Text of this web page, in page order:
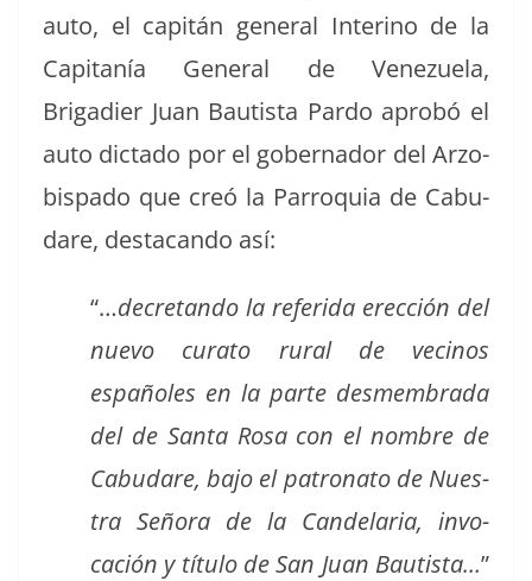
auto, el capitán gen­er­al Interi­no de la
Cap­i­tanía Gen­er­al de Venezuela,
Brigadier Juan Bautista Par­do aprobó el
auto dic­ta­do por el gob­er­nador del Arzo­
bis­pa­do que creó la Par­ro­quia de Cabu­
dare, desta­can­do así:
“…dec­re­tan­do la referi­da erec­ción del
nue­vo cura­to rur­al de veci­nos
españoles en la parte desmem­bra­da
del de San­ta Rosa con el nom­bre de
Cabu­dare, bajo el patrona­to de Nues­
tra Seño­ra de la Can­de­lar­ia, invo­
cación y títu­lo de San Juan Bautista…”